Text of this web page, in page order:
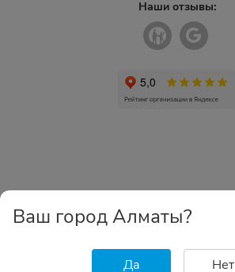
Наши отзывы:
Ваш город Алматы?
Да Нет